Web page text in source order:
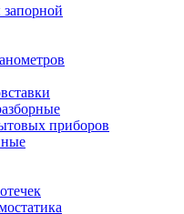
запорной
приборов